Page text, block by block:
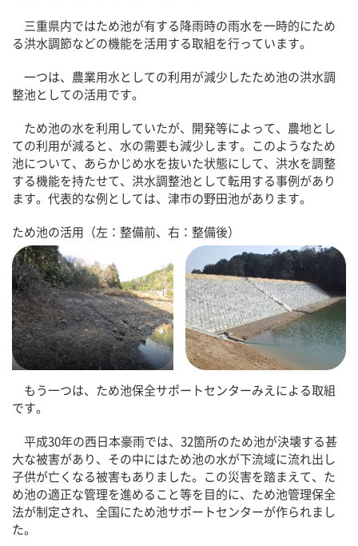
三重県内ではため池が有する降雨時の雨水を一時的にため
る洪水調節などの機能を活用する取組を行っています。
一つは、農業用水としての利用が減少したため池の洪水調
整池としての活用です。
ため池の水を利用していたが、開発等によって、農地とし
ての利用が減ると、水の需要も減少します。このようなため
池について、あらかじめ水を抜いた状態にして、洪水を調整
する機能を持たせて、洪水調整池として転用する事例があり
ます。代表的な例としては、津市の野田池があります。
ため池の活用（左：整備前、右：整備後）
もう一つは、ため池保全サポートセンターみえによる取組
です。
平成30年の西日本豪雨では、32箇所のため池が決壊する甚
大な被害があり、その中にはため池の水が下流域に流れ出し
子供が亡くなる被害もありました。この災害を踏まえて、た
め池の適正な管理を進めること等を目的に、ため池管理保全
法が制定され、全国にため池サポートセンターが作られまし
た。